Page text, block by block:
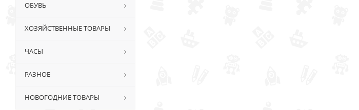
ОБУВЬ
ХОЗЯЙСТВЕННЫЕ ТОВАРЫ
ЧАСЫ
РАЗНОЕ
НОВОГОДНИЕ ТОВАРЫ